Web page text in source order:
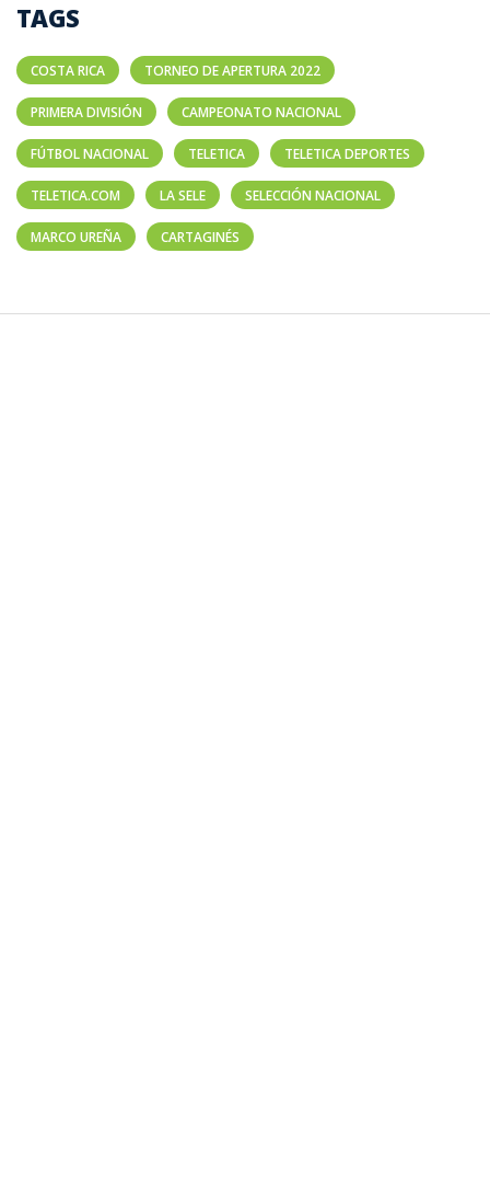
TAGS
COSTA RICA TORNEO DE APERTURA 2022
PRIMERA DIVISIÓN CAMPEONATO NACIONAL
FÚTBOL NACIONAL TELETICA TELETICA DEPORTES
TELETICA.COM LA SELE SELECCIÓN NACIONAL
MARCO UREÑA CARTAGINÉS